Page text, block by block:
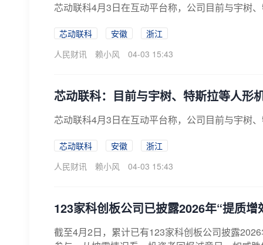
芯动联科4月3日在互动平台称，公司目前与宇树
芯动联科 安徽
浙江
人民财讯
赖小风 04-03 15:43
芯动联科：目前与宇树、特斯拉等人形
芯动联科4月3日在互动平台称，公司目前与宇树
芯动联科 安徽
浙江
人民财讯
赖小风 04-03 15:43
123家科创板公司已披露2026年“提质
截至4月2日，累计已有123家科创板公司披露